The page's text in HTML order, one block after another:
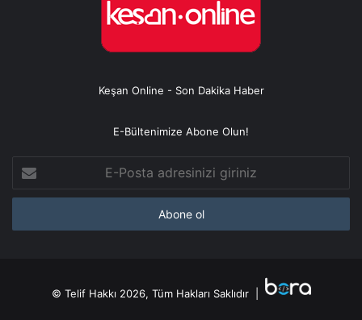
Keşan Online - Son Dakika Haber
E-Bültenimize Abone Olun!
Posta
adresinizi
© Telif Hakkı 2026, Tüm Hakları Saklıdır |